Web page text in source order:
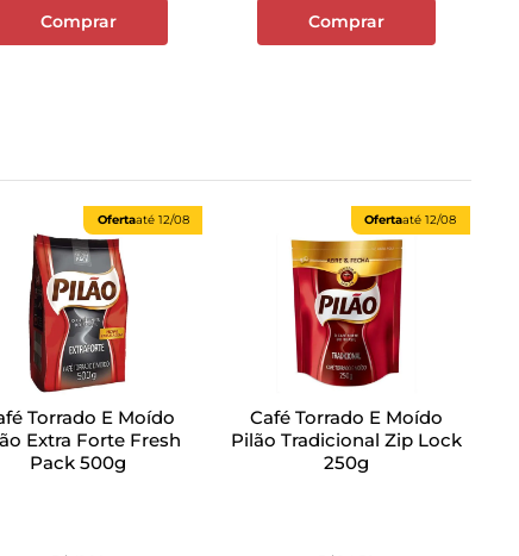
Comprar Comprar
Ofertaaté 12/08
Torrado E Moído
Extra Forte Fresh
Pack 500g
Ofertaaté12/08
Café Torrado E Moído
Pilão Tradicional Zip Lock
250g